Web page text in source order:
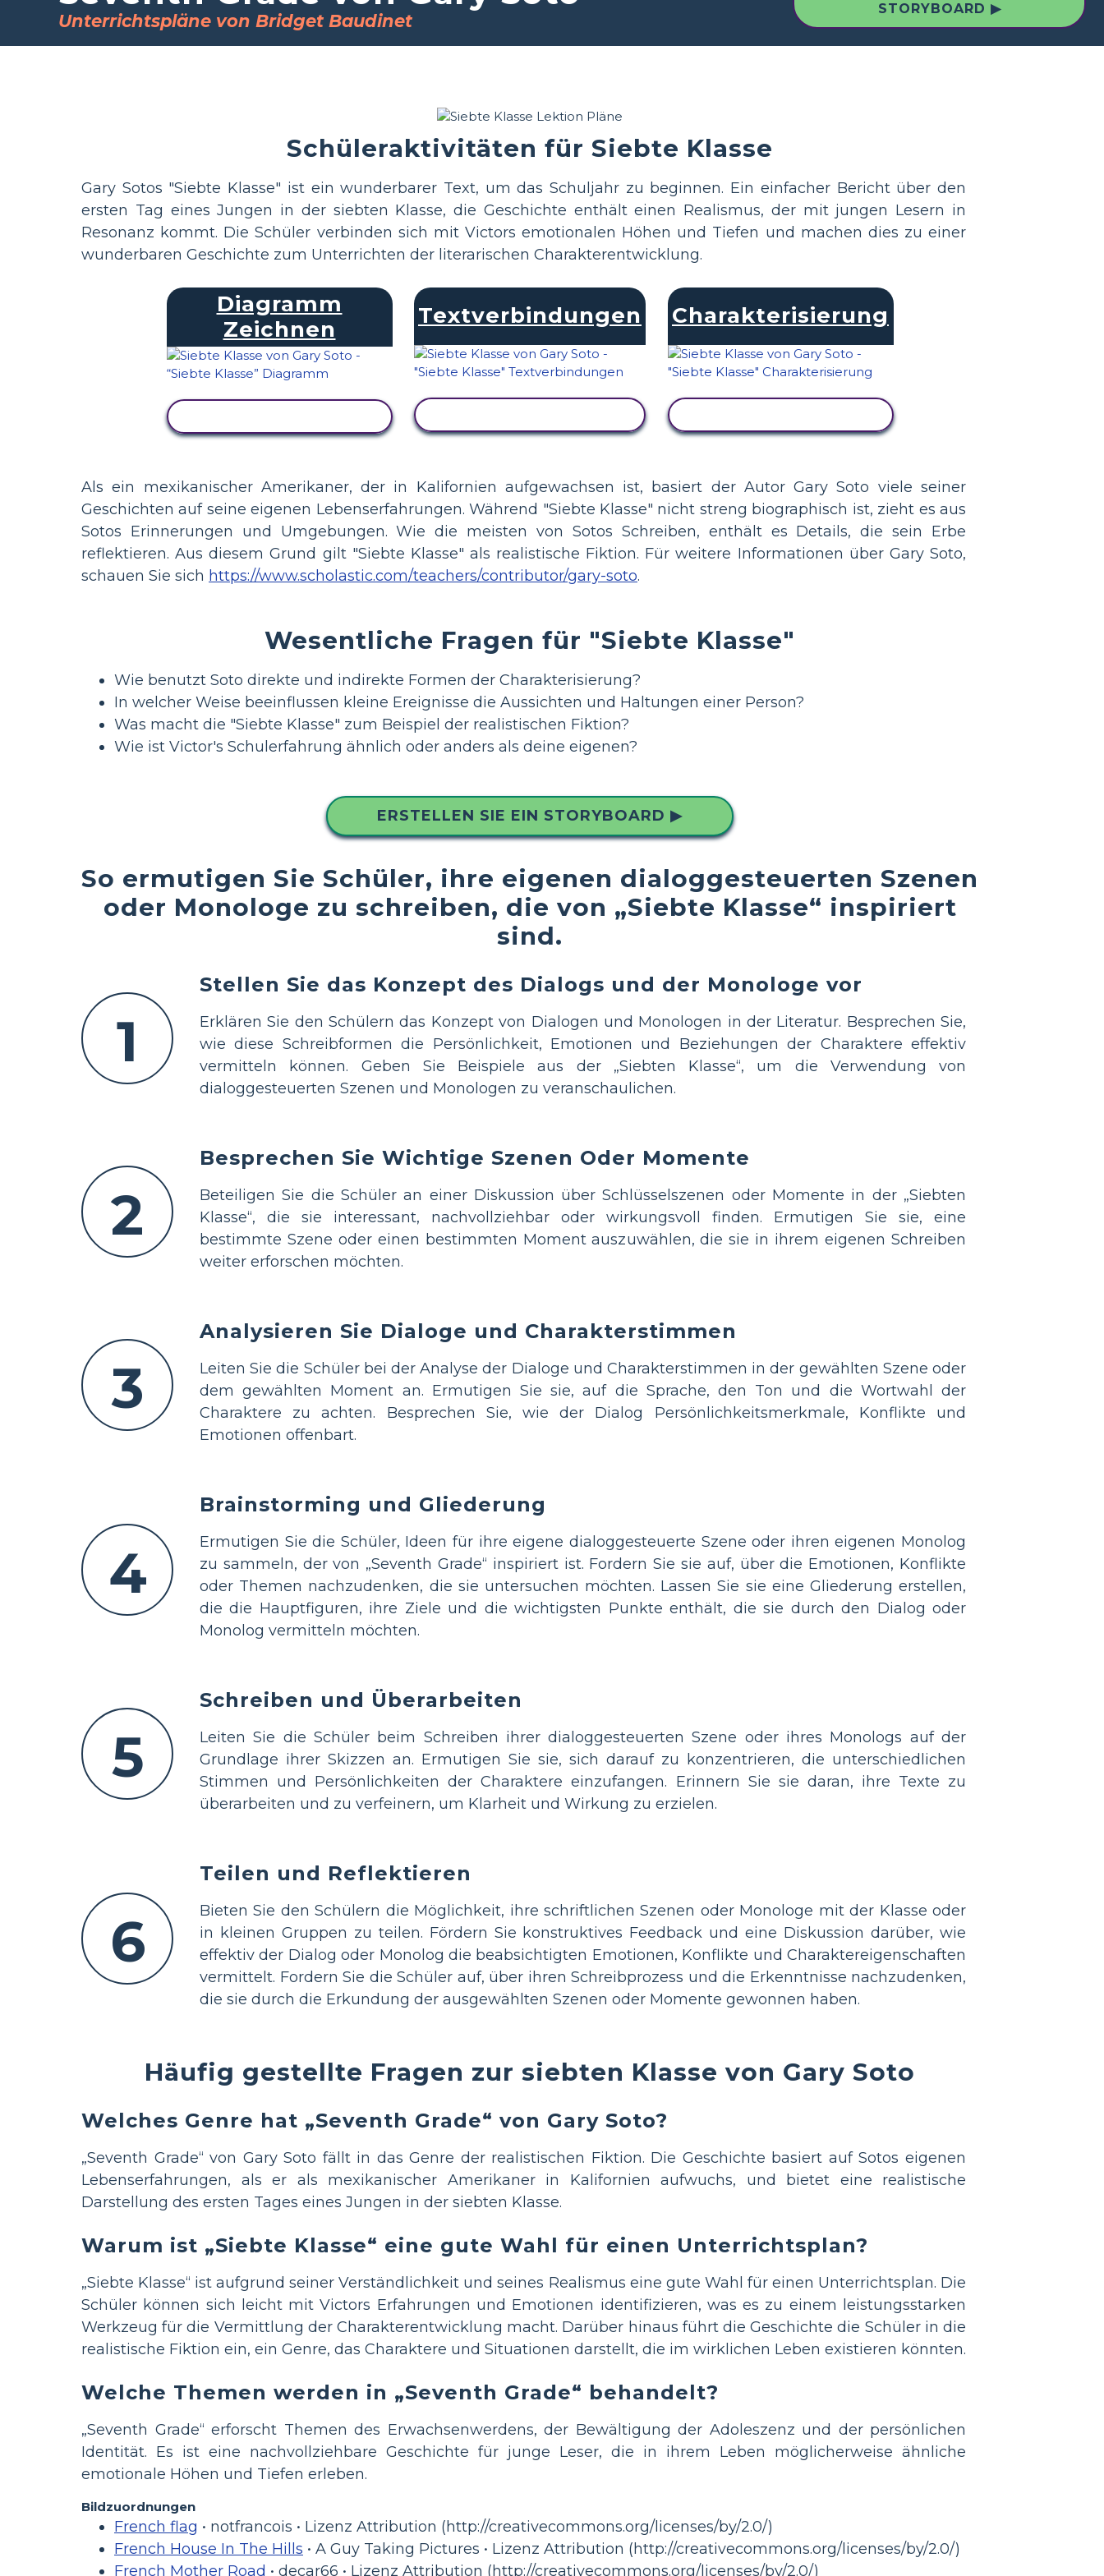
Unterrichtspläne von Bridget Baudinet
STORYBOARD ▶
Schüleraktivitäten für Siebte Klasse
Gary Sotos "Siebte Klasse" ist ein wunderbarer Text, um das Schuljahr zu beginnen. Ein einfacher Bericht über den
ersten Tag eines Jungen in der siebten Klasse, die Geschichte enthält einen Realismus, der mit jungen Lesern in
Resonanz kommt. Die Schüler verbinden sich mit Victors emotionalen Höhen und Tiefen und machen dies zu einer
wunderbaren Geschichte zum Unterrichten der literarischen Charakterentwicklung.
Diagramm
Zeichnen
Textverbindungen Charakterisierung
Als ein mexikanischer Amerikaner, der in Kalifornien aufgewachsen ist, basiert der Autor Gary Soto viele seiner
Geschichten auf seine eigenen Lebenserfahrungen. Während "Siebte Klasse" nicht streng biographisch ist, zieht es aus
Sotos Erinnerungen und Umgebungen. Wie die meisten von Sotos Schreiben, enthält es Details, die sein Erbe
reflektieren. Aus diesem Grund gilt "Siebte Klasse" als realistische Fiktion. Für weitere Informationen über Gary Soto,
schauen Sie sich https://www.scholastic.com/teachers/contributor/gary-soto.
Wesentliche Fragen für "Siebte Klasse"
Wie benutzt Soto direkte und indirekte Formen der Charakterisierung?
In welcher Weise beeinflussen kleine Ereignisse die Aussichten und Haltungen einer Person?
Was macht die "Siebte Klasse" zum Beispiel der realistischen Fiktion?
Wie ist Victor's Schulerfahrung ähnlich oder anders als deine eigenen?
ERSTELLEN SIE EIN STORYBOARD ▶
So ermutigen Sie Schüler, ihre eigenen dialoggesteuerten Szenen
oder Monologe zu schreiben, die von „Siebte Klasse“ inspiriert
sind.
1
Stellen Sie das Konzept des Dialogs und der Monologe vor
Erklären Sie den Schülern das Konzept von Dialogen und Monologen in der Literatur. Besprechen Sie,
wie diese Schreibformen die Persönlichkeit, Emotionen und Beziehungen der Charaktere effektiv
vermitteln können. Geben Sie Beispiele aus der „Siebten Klasse“, um die Verwendung von
dialoggesteuerten Szenen und Monologen zu veranschaulichen.
2
Besprechen Sie Wichtige Szenen Oder Momente
Beteiligen Sie die Schüler an einer Diskussion über Schlüsselszenen oder Momente in der „Siebten
Klasse“, die sie interessant, nachvollziehbar oder wirkungsvoll finden. Ermutigen Sie sie, eine
bestimmte Szene oder einen bestimmten Moment auszuwählen, die sie in ihrem eigenen Schreiben
weiter erforschen möchten.
3
Analysieren Sie Dialoge und Charakterstimmen
Leiten Sie die Schüler bei der Analyse der Dialoge und Charakterstimmen in der gewählten Szene oder
dem gewählten Moment an. Ermutigen Sie sie, auf die Sprache, den Ton und die Wortwahl der
Charaktere zu achten. Besprechen Sie, wie der Dialog Persönlichkeitsmerkmale, Konflikte und
Emotionen offenbart.
4
Brainstorming und Gliederung
Ermutigen Sie die Schüler, Ideen für ihre eigene dialoggesteuerte Szene oder ihren eigenen Monolog
zu sammeln, der von „Seventh Grade“ inspiriert ist. Fordern Sie sie auf, über die Emotionen, Konflikte
oder Themen nachzudenken, die sie untersuchen möchten. Lassen Sie sie eine Gliederung erstellen,
die die Hauptfiguren, ihre Ziele und die wichtigsten Punkte enthält, die sie durch den Dialog oder
Monolog vermitteln möchten.
5
Schreiben und Überarbeiten
Leiten Sie die Schüler beim Schreiben ihrer dialoggesteuerten Szene oder ihres Monologs auf der
Grundlage ihrer Skizzen an. Ermutigen Sie sie, sich darauf zu konzentrieren, die unterschiedlichen
Stimmen und Persönlichkeiten der Charaktere einzufangen. Erinnern Sie sie daran, ihre Texte zu
überarbeiten und zu verfeinern, um Klarheit und Wirkung zu erzielen.
6
Teilen und Reflektieren
Bieten Sie den Schülern die Möglichkeit, ihre schriftlichen Szenen oder Monologe mit der Klasse oder
in kleinen Gruppen zu teilen. Fördern Sie konstruktives Feedback und eine Diskussion darüber, wie
effektiv der Dialog oder Monolog die beabsichtigten Emotionen, Konflikte und Charaktereigenschaften
vermittelt. Fordern Sie die Schüler auf, über ihren Schreibprozess und die Erkenntnisse nachzudenken,
die sie durch die Erkundung der ausgewählten Szenen oder Momente gewonnen haben.
Häufig gestellte Fragen zur siebten Klasse von Gary Soto
Welches Genre hat „Seventh Grade“ von Gary Soto?
„Seventh Grade“ von Gary Soto fällt in das Genre der realistischen Fiktion. Die Geschichte basiert auf Sotos eigenen
Lebenserfahrungen, als er als mexikanischer Amerikaner in Kalifornien aufwuchs, und bietet eine realistische
Darstellung des ersten Tages eines Jungen in der siebten Klasse.
Warum ist „Siebte Klasse“ eine gute Wahl für einen Unterrichtsplan?
„Siebte Klasse“ ist aufgrund seiner Verständlichkeit und seines Realismus eine gute Wahl für einen Unterrichtsplan. Die
Schüler können sich leicht mit Victors Erfahrungen und Emotionen identifizieren, was es zu einem leistungsstarken
Werkzeug für die Vermittlung der Charakterentwicklung macht. Darüber hinaus führt die Geschichte die Schüler in die
realistische Fiktion ein, ein Genre, das Charaktere und Situationen darstellt, die im wirklichen Leben existieren könnten.
Welche Themen werden in „Seventh Grade“ behandelt?
„Seventh Grade“ erforscht Themen des Erwachsenwerdens, der Bewältigung der Adoleszenz und der persönlichen
Identität. Es ist eine nachvollziehbare Geschichte für junge Leser, die in ihrem Leben möglicherweise ähnliche
emotionale Höhen und Tiefen erleben.
Bildzuordnungen
French flag • notfrancois • Lizenz Attribution (http://creativecommons.org/licenses/by/2.0/)
French House In The Hills • A Guy Taking Pictures • Lizenz Attribution (http://creativecommons.org/licenses/by/2.0/)
French Mother Road • decar66 • Lizenz Attribution (http://creativecommons.org/licenses/by/2.0/)